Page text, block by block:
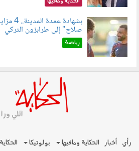
100803.jpg
بشهادة
صلاح" إلى طرابزون التركي
رياضة
رأي أخبار الحكاية ومافيها بولوتيكا